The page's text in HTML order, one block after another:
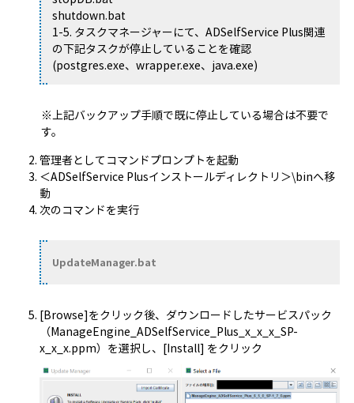
shutdown.bat
1-5. タスクマネージャーにて、ADSelfService Plus関連
の下記タスクが停止していることを確認
(postgres.exe、wrapper.exe、java.exe)
※上記バックアップ手順で既に停止している場合は不要で
す。
管理者としてコマンドプロンプトを起動
＜ADSelfService Plusインストールディレクトリ＞\binへ移
動
次のコマンドを実行
UpdateManager.bat
[Browse]をクリック後、ダウンロードしたサービスパック
（ManageEngine_ADSelfService_Plus_x_x_x_SP-
x_x_x.ppm）を選択し、[Install] をクリック